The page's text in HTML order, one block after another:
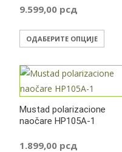
9.599,00 рсд
ОДАБЕРИТЕ ОПЦИЈЕ
има
Mustad polarizacione
naočare HP105A-1
1.899,00 рсд